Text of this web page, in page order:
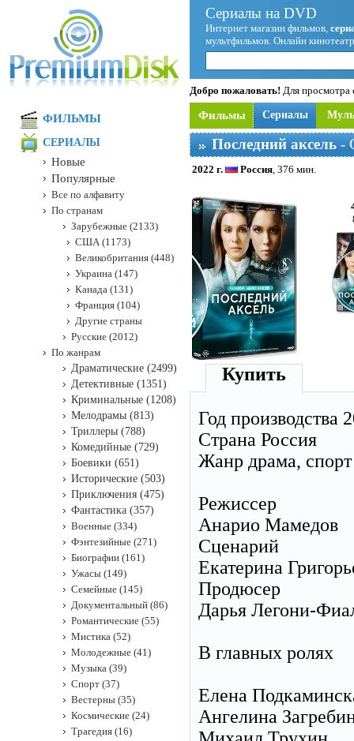
Сериалы на DVD
Интернет магазин фильмов,
мультфильмов. Онлайн
Добро пожаловать! Для просмотра
Фильмы Сериалы
Последний аксель -
2022 г. Россия, 376 мин.
Купить
Год производства
Страна Россия
Жанр драма, спорт
Режиссер
Анарио Мамедов
Сценарий
Екатерина
Продюсер
Дарья Легони-
В главных ролях
Елена
Ангелина
ФИЛЬМЫ
СЕРИАЛЫ
Новые
Популярные
Все по алфавиту
По странам
Зарубежные (2133)
США (1173)
Великобритания (448)
Украина (147)
Канада (131)
Франция (104)
Другие страны
Русские (2012)
По жанрам
Драматические (2499)
Детективные (1351)
Криминальные (1208)
Мелодрамы (813)
Триллеры (788)
Комедийные (729)
Боевики (651)
Исторические (503)
Приключения (475)
Фантастика (357)
Военные (334)
Фэнтезийные (271)
Биографии (161)
Ужасы (149)
Семейные (145)
Документальный (86)
Романтические (55)
Мистика (52)
Молодежные (41)
Музыка (39)
Спорт (37)
Вестерны (35)
Космические (24)
Трагедия (16)